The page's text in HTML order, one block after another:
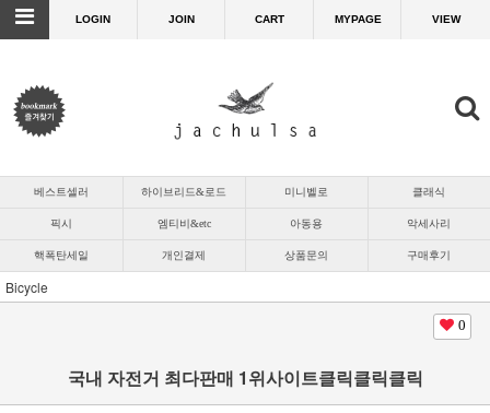
LOGIN JOIN CART MYPAGE VIEW
베스트셀러 하이브리드&로드 미니벨로 클래식
픽시 엠티비&etc 아동용 악세사리
핵폭탄세일 개인결제 상품문의 구매후기
Bicycle
0
국내 자전거 최다판매 1위사이트클릭클릭클릭